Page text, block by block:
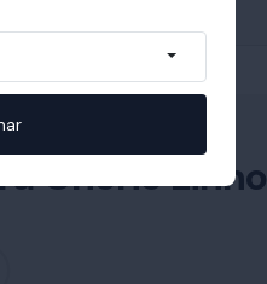
Cherie Linho